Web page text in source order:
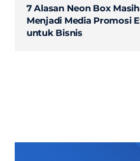
7 Alasan Neon Box Masih
Menjadi Media Promosi
untuk Bisnis